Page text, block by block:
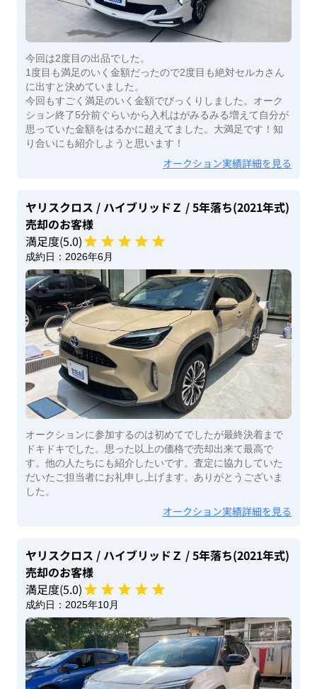
今回は2度目の出品でした。
1度目も満足のいく金額だったので2度目も絶対セルカさん
に出すと決めていました。
今回もすごく満足のいく金額でびっくりしました。オーク
ション終了5分前ぐらいから入札はがみるみる増えて自分が
思っていた金額をはるかに超えてました。大満足です！知
り合いにも紹介しようと思います！
オークション実績詳細を見る
ヤリスクロス / ハイブリッドＺ / 5年落ち(2021年式)
売却のお客様
満足度(5.0)
成約日： 2026年6月
オークションに参加するのは初めてでしたが最終決着まで
ドキドキでした。思った以上の価格で売却出来て最高で
す。他の人たちにも紹介したいです。査定に協力していた
だいたご担当者にお礼申し上げます。ありがとうございま
した。
オークション実績詳細を見る
ヤリスクロス / ハイブリッドＺ / 5年落ち(2021年式)
売却のお客様
満足度(5.0)
成約日： 2025年10月